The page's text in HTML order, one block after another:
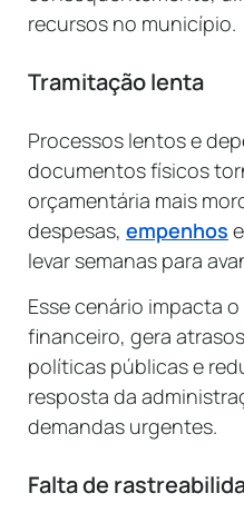
recursos no município.
Tramitação lenta
Processos lentos e
documentos físicos
orçamentária mais
despesas, empenhos
levar semanas para
Esse cenário impacta
financeiro, gera
políticas públicas e
resposta da
demandas urgentes.
Falta de